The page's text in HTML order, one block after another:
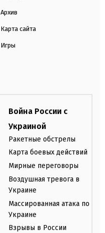
Архив
Карта сайта
Игры
Война России с
Украиной
Ракетные обстрелы
Карта боевых действий
Мирные переговоры
Воздушная тревога в
Украине
Массированная атака по
Украине
Взрывы в России